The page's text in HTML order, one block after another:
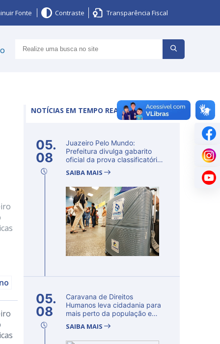
Fonte Contraste Transparência Fiscal
NOTÍCIAS EM TEMPO REAL
05.
08
Juazeiro Pelo Mundo:
Prefeitura divulga gabarito
oficial da prova classificatória
SAIBA MAIS
05.
08
Caravana de Direitos
Humanos leva cidadania para
mais perto da população e
SAIBA MAIS